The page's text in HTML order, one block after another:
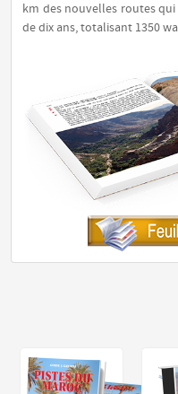
km des nouvelles routes
de dix ans, totalisant 1350